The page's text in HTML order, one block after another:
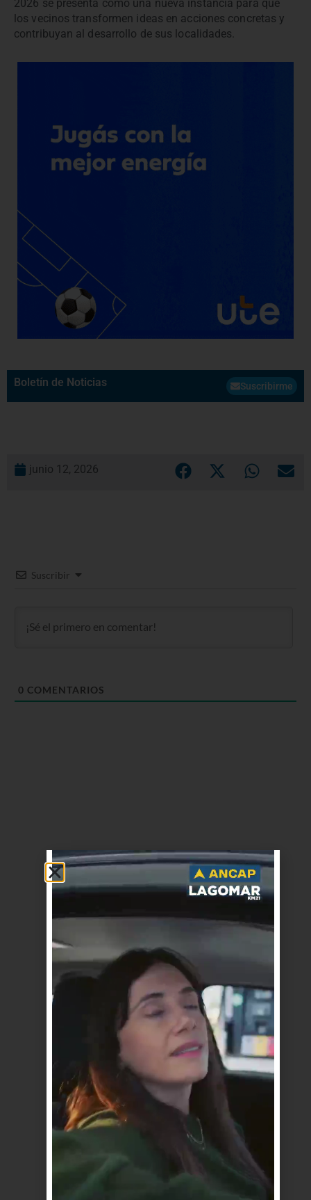
2026 se presenta como una nueva instancia para que
los vecinos transformen ideas en acciones concretas y
contribuyan al desarrollo de sus localidades.
Boletín de Noticias Suscribirme
junio 12, 2026
Suscribir
0 COMENTARIOS